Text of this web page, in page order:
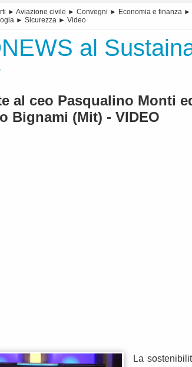
► Aviazione civile ► Convegni ► Economia e finanza ►
► Sicurezza ► Video
al
al ceo Pasqualino Monti
Bignami (Mit) - VIDEO
La